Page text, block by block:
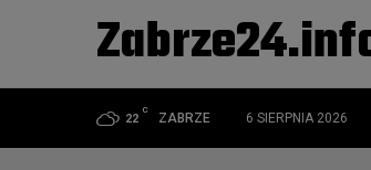
22
C
ZABRZE 6 SIERPNIA 2026